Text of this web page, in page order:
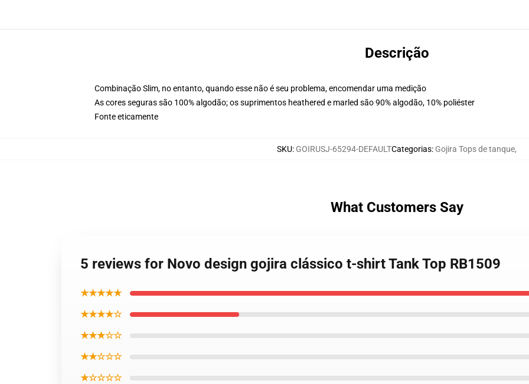
Descrição
Combinação Slim, no entanto, quando esse não é seu problema, encomendar uma medição
As cores seguras são 100% algodão; os suprimentos heathered e marled são 90% algodão, 10% poliéster
Fonte eticamente
SKU: GOIRUSJ-65294-DEFAULTCategorias: Gojira Tops de tanque,
What Customers Say
5 reviews for Novo design gojira clássico t-shirt Tank Top RB1509
★★★★★
★★★★☆
★★★☆☆
★★☆☆☆
★☆☆☆☆